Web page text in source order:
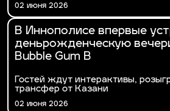
02 июня 2026
В Иннополисе впервые
деньрожденческую
Bubble Gum B
Гостей ждут интерактивы,
трансфер от Казани
02 июня 2026